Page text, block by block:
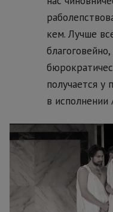
кем. Лучше
получается у
в исполнении